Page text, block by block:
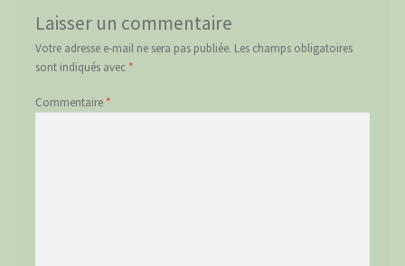
Laisser un commentaire
Votre adresse e-mail ne sera pas publiée. Les champs obligatoires
sont indiqués avec *
Commentaire *